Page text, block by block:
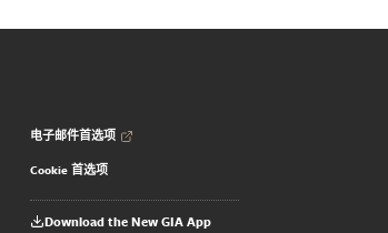
电子邮件首选项
Cookie 首选项
Download the New GIA App